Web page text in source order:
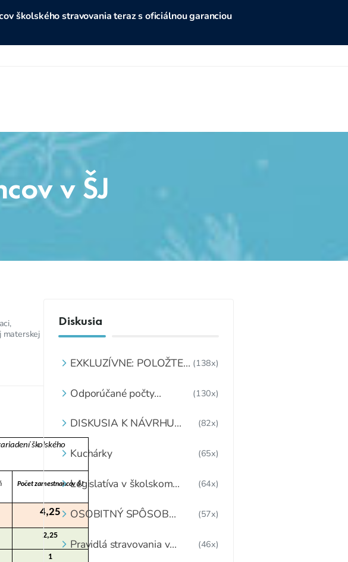
školského stravovania teraz s oficiálnou garanciou
v ŠJ
materskej
školského
Počet zamestnancov ŠJ
4,25
2,25
1
Diskusia
EXKLUZÍVNE: POLOŽTE
(138x)
Odporúčané počty
(130x)
DISKUSIA K NÁVRHU
OBEDOV PRE DETI
ZDARMA
(82x)
Kuchárky (65x)
Legislatíva v školskom
(64x)
OSOBITNÝ SPÔSOB
STRAVOVANIA DETÍ A
ŽIAKOV V ŠKOLSKOM
ZARIADENÍ
(57x)
Pravidlá stravovania v
(46x)